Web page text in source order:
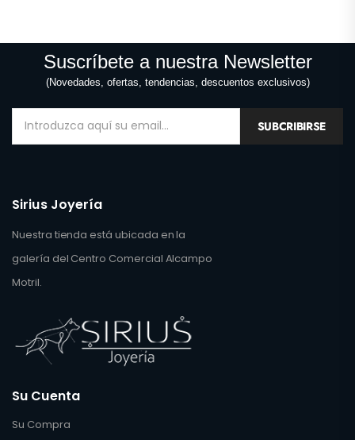
Suscríbete a nuestra Newsletter
(Novedades, ofertas, tendencias, descuentos exclusivos)
SUBCRIBIRSE
Sirius Joyería
Nuestra tienda está ubicada en la
galería del Centro Comercial Alcampo
Motril.
Su Cuenta
Su Compra